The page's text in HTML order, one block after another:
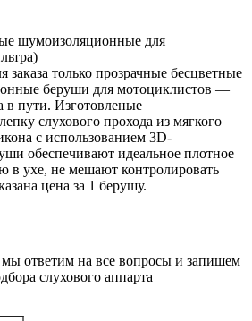
шумоизоляционные для
только прозрачные бесцветные
беруши для мотоциклистов —
в пути. Изготовленые
слухового прохода из мягкого
с использованием 3D-
обеспечивают идеальное плотное
в ухе, не мешают контролировать
цена за 1 берушу.
ответим на все вопросы и запишем
слухового аппарта